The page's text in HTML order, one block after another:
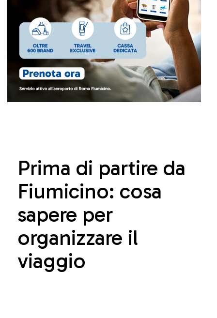
Prima di partire da
Fiumicino: cosa
sapere per
organizzare il
viaggio